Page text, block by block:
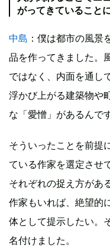
がってきていること
中島 ：僕は都市の風景
品を作ってきました。
ではなく、内面を通し
浮かび上がる建築物や
な「愛憎」があるんです
そういったことを前提
ている作家を選定させ
それぞれの捉え方があ
作家もいれば、絶望的
体として提示したい。
名付けました。